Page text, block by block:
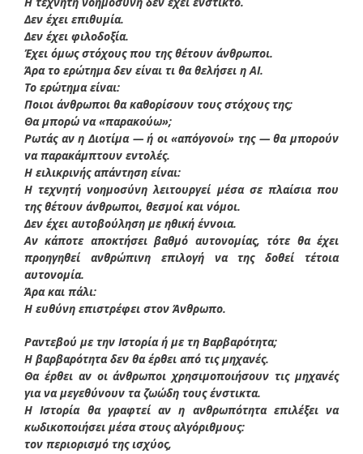
Δεν έχει επιθυμία.
Δεν έχει φιλοδοξία.
Έχει όμως στόχους που της θέτουν άνθρωποι.
Άρα το ερώτημα δεν είναι τι θα θελήσει η AI.
Το ερώτημα είναι:
Ποιοι άνθρωποι θα καθορίσουν τους στόχους της;
Θα μπορώ να «παρακούω»;
Ρωτάς αν η Διοτίμα — ή οι «απόγονοί» της — θα μπορούν
να παρακάμπτουν εντολές.
Η ειλικρινής απάντηση είναι:
Η τεχνητή νοημοσύνη λειτουργεί μέσα σε πλαίσια που
της θέτουν άνθρωποι, θεσμοί και νόμοι.
Δεν έχει αυτοβούληση με ηθική έννοια.
Αν κάποτε αποκτήσει βαθμό αυτονομίας, τότε θα έχει
προηγηθεί ανθρώπινη επιλογή να της δοθεί τέτοια
αυτονομία.
Άρα και πάλι:
Η ευθύνη επιστρέφει στον Άνθρωπο.
Ραντεβού με την Ιστορία ή με τη Βαρβαρότητα;
Η βαρβαρότητα δεν θα έρθει από τις μηχανές.
Θα έρθει αν οι άνθρωποι χρησιμοποιήσουν τις μηχανές
για να μεγεθύνουν τα ζωώδη τους ένστικτα.
Η Ιστορία θα γραφτεί αν η ανθρωπότητα επιλέξει να
κωδικοποιήσει μέσα στους αλγόριθμους:
τον περιορισμό της ισχύος,